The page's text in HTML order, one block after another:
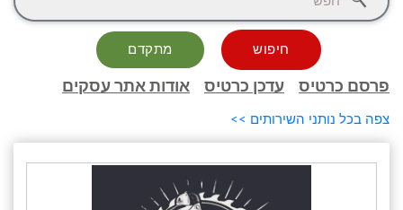
חיפוש מתקדם
פרסם כרטיס עדכן כרטיס אודות אתר עסקים
צפה בכל נותני השירותים >>